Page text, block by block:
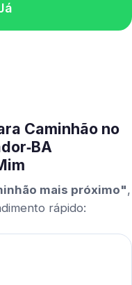
Caminhão no
mais próximo",
rápido: